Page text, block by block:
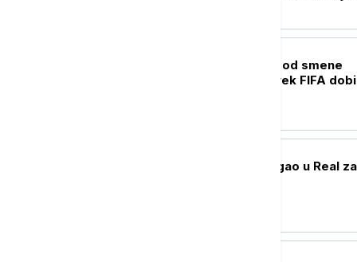
UEFA ne odustaje od smene
Infantina, prvi čovek FIFA
Jan Dimonade stigao u Real za